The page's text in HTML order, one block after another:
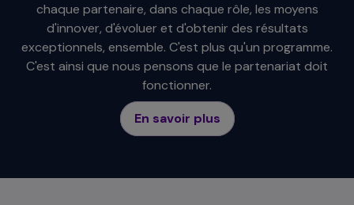
chaque partenaire, dans chaque rôle, les moyens
d'innover, d'évoluer et d'obtenir des résultats
exceptionnels, ensemble. C'est plus qu'un programme.
C'est ainsi que nous pensons que le partenariat doit
fonctionner.
En savoir plus